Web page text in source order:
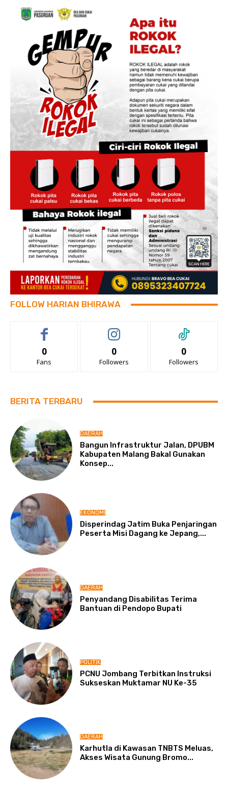
FOLLOW HARIAN BHIRAWA
0
Fans
0
Followers
0
Followers
BERITA TERBARU
DAERAH
Bangun Infrastruktur Jalan, DPUBM
Kabupaten Malang Bakal Gunakan
Konsep...
EKONOMI
Disperindag Jatim Buka Penjaringan
Peserta Misi Dagang ke Jepang,...
DAERAH
Penyandang Disabilitas Terima
Bantuan di Pendopo Bupati
POLITIK
PCNU Jombang Terbitkan Instruksi
Sukseskan Muktamar NU Ke-35
DAERAH
Karhutla di Kawasan TNBTS Meluas,
Akses Wisata Gunung Bromo...